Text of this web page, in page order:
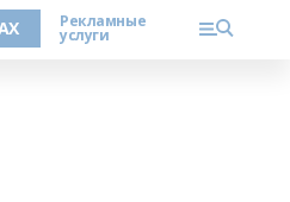
Рекламные
услуги